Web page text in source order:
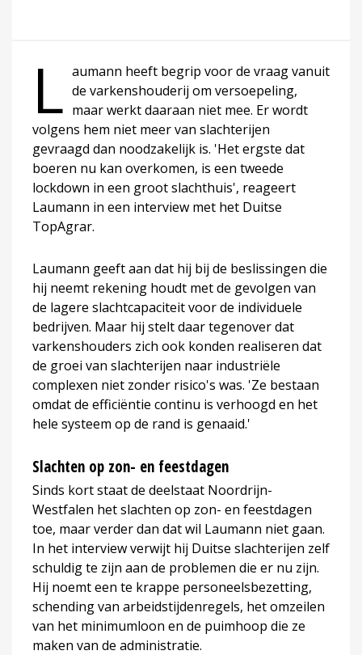
L aumann heeft begrip voor de vraag vanuit
de varkenshouderij om versoepeling,
maar werkt daaraan niet mee. Er wordt
volgens hem niet meer van slachterijen
gevraagd dan noodzakelijk is. 'Het ergste dat
boeren nu kan overkomen, is een tweede
lockdown in een groot slachthuis', reageert
Laumann in een interview met het Duitse
TopAgrar.
Laumann geeft aan dat hij bij de beslissingen die
hij neemt rekening houdt met de gevolgen van
de lagere slachtcapaciteit voor de individuele
bedrijven. Maar hij stelt daar tegenover dat
varkenshouders zich ook konden realiseren dat
de groei van slachterijen naar industriële
complexen niet zonder risico's was. 'Ze bestaan
omdat de efficiëntie continu is verhoogd en het
hele systeem op de rand is genaaid.'
Slachten op zon- en feestdagen
Sinds kort staat de deelstaat Noordrijn-
Westfalen het slachten op zon- en feestdagen
toe, maar verder dan dat wil Laumann niet gaan.
In het interview verwijt hij Duitse slachterijen zelf
schuldig te zijn aan de problemen die er nu zijn.
Hij noemt een te krappe personeelsbezetting,
schending van arbeidstijdenregels, het omzeilen
van het minimumloon en de puimhoop die ze
maken van de administratie.